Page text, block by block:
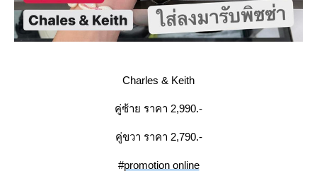
Charles & Keith
คู่ซ้าย ราคา 2,990.-
คู่ขวา ราคา 2,790.-
#promotion online